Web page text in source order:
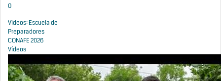
0
Vídeos: Escuela de
Preparadores
CONAFE 2026
Vídeos